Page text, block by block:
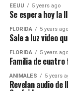
EEUU 5 years ago
Se espera hoy la
FLORIDA 5 years ago
Sale a luz video
FLORIDA 5 years ago
Familia de
ANIMALES 5 years
Revelan audio